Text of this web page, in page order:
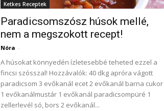
Ketkes Receptek
Paradicsomszósz húsok mellé,
nem a megszokott recept!
Nóra -
A húsokat könnyedén ízletesebbé teheted ezzel a
fincsi szósszal! Hozzávalók: 40 dkg apróra vágott
paradicsom 3 evőkanál ecet 2 evőkanál barna cukor
1 evőkanálmustár 1 evőkanál paradicsompüré 1
zellerlevél só, bors 2 evőkanál...